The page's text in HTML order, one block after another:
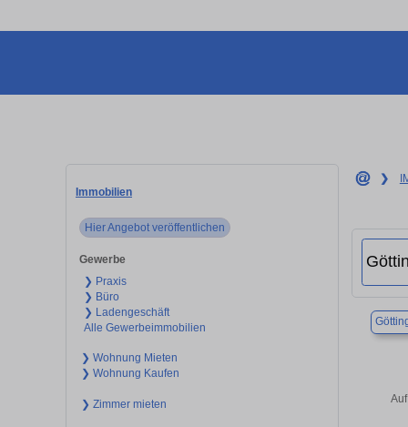
Immobilien
Hier Angebot veröffentlichen
Gewerbe
❯ Praxis
❯ Büro
❯ Ladengeschäft
Alle Gewerbeimmobilien
❯ Wohnung Mieten
❯ Wohnung Kaufen
❯ Zimmer mieten
❯